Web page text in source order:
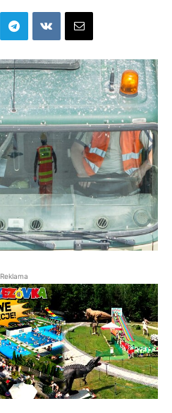
Reklama